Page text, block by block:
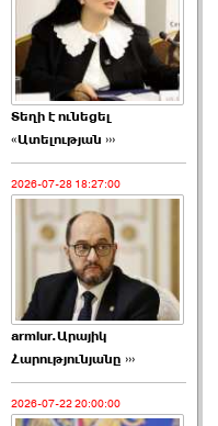
Տեղի է ունեցել
«Ատելության ›››
2026-07-28 18:27:00
armlur.Արայիկ
Հարությունյանը ›››
2026-07-22 20:00:00